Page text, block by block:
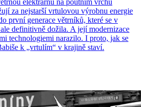
elektrárnu na poutním vrchu
za nejstarší vrtulovou výrobnu energie
první generace větrníků, které se v
definitivně dožila. A její modernizace
technologiemi narazilo. I proto, jak se
k „vrtulím“ v krajině staví.